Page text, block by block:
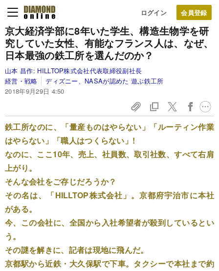
ログイン
京大経済学部に8年いた学生、構造生物学を研
究していた女性、 有能なフランス人は、 なぜ、
日本最強の鉄工所を選んだのか？
山本 昌作: HILLTOP株式会社代表取締役副社長
経営・戦略
ディズニー、NASAが認めた 遊ぶ鉄工所
2018年9月29日 4:50
鉄工所なのに、「量産ものはやらない」「ルーティン作業
はやらない」「職人はつくらない」!
なのに、ここ10年、売上、社員数、取引社数、すべて右肩
上がり。
そんな会社をご存じだろうか？
その名は、「HILLTOP株式会社」。京都府宇治市に本社
がある。
今、この会社に、全国から入社希望者が殺到しているとい
う。
その謎を解きに、記者は現地に飛んだ。
京都駅から近鉄・大久保駅で下車。タクシーで本社まで約